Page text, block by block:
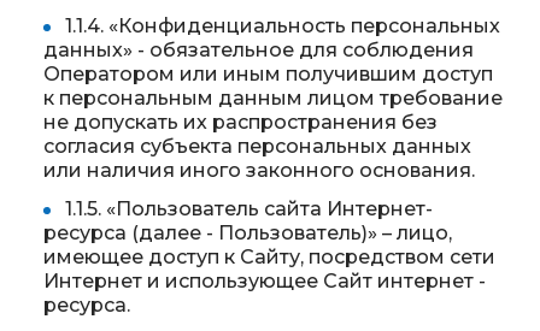
1.1.4. «Конфиденциальность персональных
данных» - обязательное для соблюдения
Оператором или иным получившим доступ
к персональным данным лицом требование
не допускать их распространения без
согласия субъекта персональных данных
или наличия иного законного основания.
1.1.5. «Пользователь сайта Интернет-
ресурса (далее - Пользователь)» – лицо,
имеющее доступ к Сайту, посредством сети
Интернет и использующее Сайт интернет -
ресурса.